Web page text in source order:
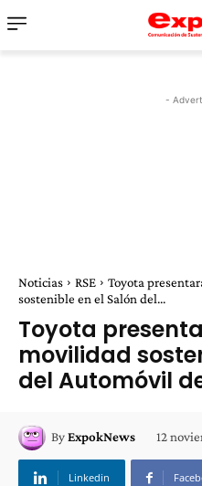
-
Noticias RSE
Toyota
sostenible en el Salón del...
Toyota
movilidad
del Automóvil
ByExpokNews 12
Linkedin